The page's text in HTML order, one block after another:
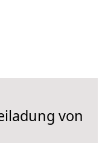
von